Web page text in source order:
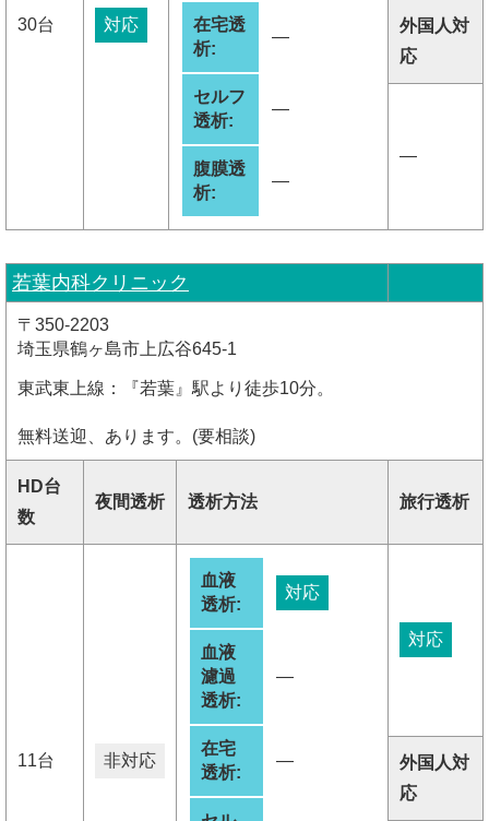
30台 対応
在宅透
析:
―
セルフ
透析:
―
腹膜透
析:
―
外国人対
応
―
若葉内科クリニック
〒350-2203
埼玉県鶴ヶ島市上広谷645-1
東武東上線：『若葉』駅より徒歩10分。
無料送迎、あります。(要相談)
HD台
数
夜間透析 透析方法 旅行透析
11台 非対応
血液
透析:
対応
血液
濾過
透析:
―
在宅
透析:
―
対応
外国人対
応